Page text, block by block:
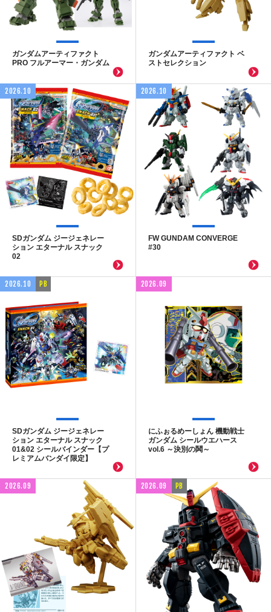
ガンダムアーティファクト
PRO フルアーマー・ガンダム
ガンダムアーティファクト ベ
ストセレクション
2026.10
SDガンダム ジージェネレー
ション エターナル スナック
02
2026.10
FW GUNDAM CONVERGE
#30
2026.10 PB
SDガンダム ジージェネレー
ション エターナル スナック
01&02 シールバインダー【プ
レミアムバンダイ限定】
2026.09
にふぉるめーしょん 機動戦士
ガンダム シールウエハース
vol.6 ～決別の鬨～
2026.09 2026.09 PB